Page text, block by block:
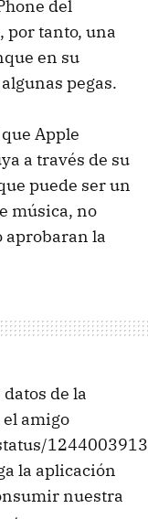
del
por tanto, una
en su
pegas.
Apple
a través de su
puede ser un
música, no
aprobaran la
de la
amigo
la aplicación
nuestra